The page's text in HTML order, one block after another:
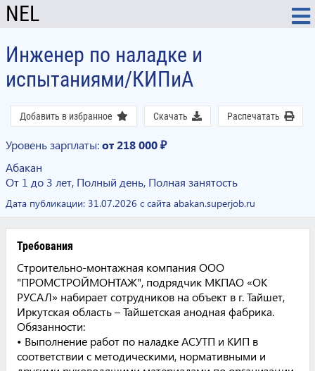
NEL
Инженер по наладке и
испытаниями/КИПиА
Добавить в избранное Скачать Распечатать
Уровень зарплаты:от 218 000 ₽
Абакан
От 1 до 3 лет, Полный день, Полная занятость
Дата публикации: 31.07.2026 с сайта abakan.superjob.ru
Требования
Строительно-монтажная компания ООО
"ПРОМСТРОЙМОНТАЖ", подрядчик МКПАО «ОК
РУСАЛ» набирает сотрудников на объект в г. Тайшет,
Иркутская область – Тайшетская анодная фабрика.
Обязанности:
• Выполнение работ по наладке АСУТП и КИП в
соответствии с методическими, нормативными и